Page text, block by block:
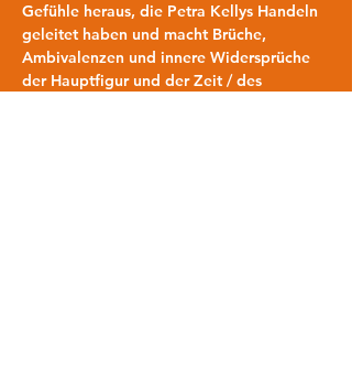
Gefühle heraus, die Petra Kellys Handeln
geleitet haben und macht Brüche,
Ambivalenzen und innere Widersprüche
der Hauptfigur und der Zeit / des